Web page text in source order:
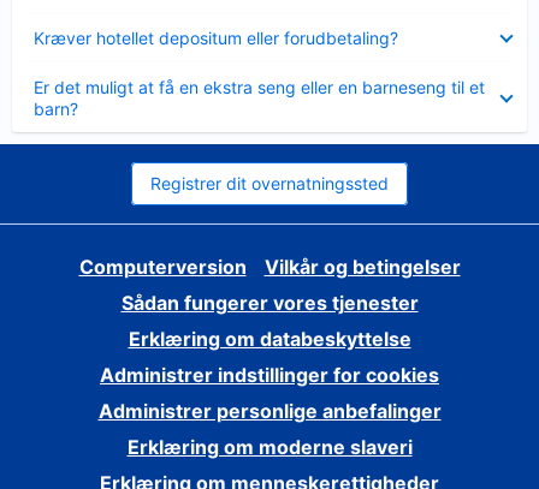
Kræver hotellet depositum eller forudbetaling?
Er det muligt at få en ekstra seng eller en barneseng til et
barn?
Registrer dit overnatningssted
Computerversion
Vilkår og betingelser
Sådan fungerer vores tjenester
Erklæring om databeskyttelse
Administrer indstillinger for cookies
Administrer personlige anbefalinger
Erklæring om moderne slaveri
Erklæring om menneskerettigheder